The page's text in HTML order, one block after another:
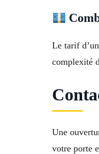
Le tarif
complexité
Une
votre porte